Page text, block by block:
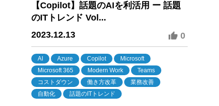
【Copilot】話題のAIを利活用 ー 話題
のITトレンド Vol...
2023.12.13
0
AI Azure Copilot
Microsoft
Microsoft 365
Modern Work
Teams
コストダウン
働き方改革
業務改善
自動化
話題のITトレンド